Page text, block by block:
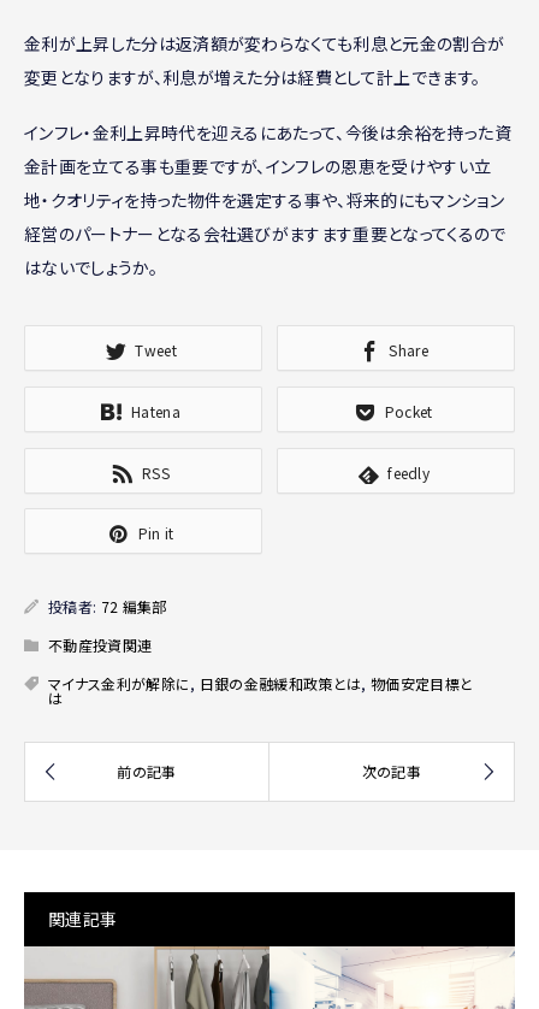
金利が上昇した分は返済額が変わらなくても利息と元金の割合が
変更となりますが、利息が増えた分は経費として計上できます。
インフレ・金利上昇時代を迎えるにあたって、今後は余裕を持った資
金計画を立てる事も重要ですが、インフレの恩恵を受けやすい立
地・クオリティを持った物件を選定する事や、将来的にもマンション
経営のパートナーとなる会社選びがますます重要となってくるので
はないでしょうか。
Tweet Share
Hatena Pocket
RSS feedly
Pin it
投稿者: 72 編集部
不動産投資関連
マイナス金利が解除に, 日銀の金融緩和政策とは,物価安定目標と
は
関連記事